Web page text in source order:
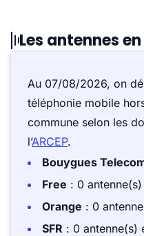
Les antennes
Au 07/08/2026, on
téléphonie mobile
commune selon les
l’ARCEP.
Bouygues
Free : 0
Orange : 0
SFR : 0 antenne(s)